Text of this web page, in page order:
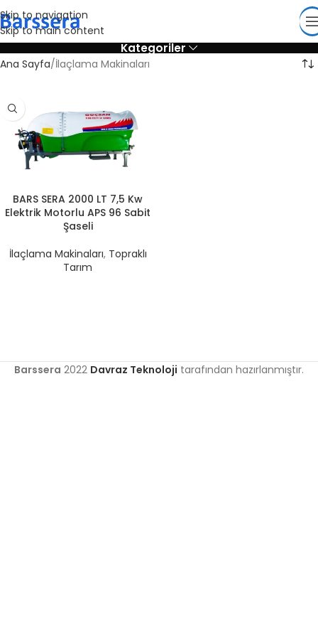
Skip to navigation
Skip to main content
Kategoriler
Ana Sayfa İlaçlama Makinaları
BARS SERA 2000 LT 7,5 Kw
Elektrik Motorlu APS 96 Sabit
Şaseli
İlaçlama Makinaları, Topraklı
Tarım
Barssera 2022 Davraz Teknoloji tarafından hazırlanmıştır.